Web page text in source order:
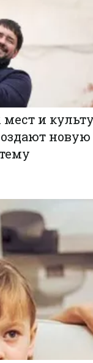
и
новую